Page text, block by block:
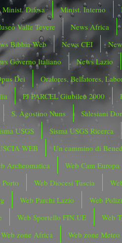
Minist. Difesa Minist. Interno
Valle Tevere News Africa
Bibbia Web News CEI
Governo Italiano News Lazio
Dei Oratores, Bellatores,
PJ PARCEL Giubileo 2000
S. Agostino Nuns Salesiani
USGS Sisma USGS Ricerca
WEB Un cammino di
Archeomatica Web Cam Europa
Porto
Web Diocesi Tuscia
Web Parchi Lazio Web
Web Sportello FIN.UE Web
Web zone Africa Web zone Meteo